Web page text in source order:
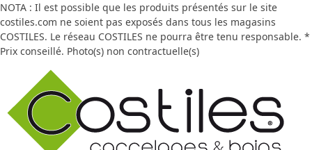
NOTA : Il est possible que les produits présentés sur le site
costiles.com ne soient pas exposés dans tous les magasins
COSTILES. Le réseau COSTILES ne pourra être tenu responsable. *
Prix conseillé. Photo(s) non contractuelle(s)